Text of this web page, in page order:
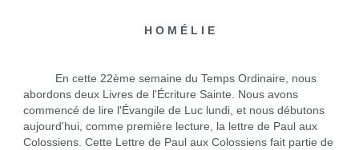
H O M É L I E
En cette 22ème semaine du Temps Ordinaire, nous
abordons deux Livres de l'Écriture Sainte. Nous avons
commencé de lire l'Évangile de Luc lundi, et nous débutons
aujourd'hui, comme première lecture, la lettre de Paul aux
Colossiens. Cette Lettre de Paul aux Colossiens fait partie de